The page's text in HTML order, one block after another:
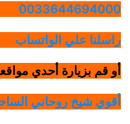
0033644694000
راسلنا علي الواتساب
أو قم بزيارة أحدي
أقوي شيخ روحاني